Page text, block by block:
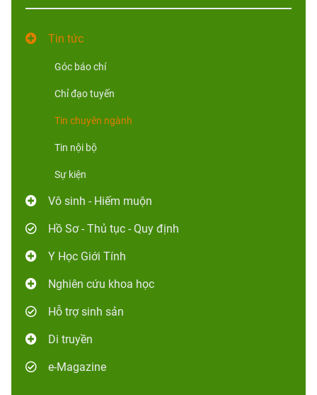
Tin tức
Góc báo chí
Chỉ đạo tuyến
Tin chuyên ngành
Tin nội bộ
Sự kiện
Vô sinh - Hiếm muộn
Hồ Sơ - Thủ tục - Quy định
Y Học Giới Tính
Nghiên cứu khoa học
Hỗ trợ sinh sản
Di truyền
e-Magazine